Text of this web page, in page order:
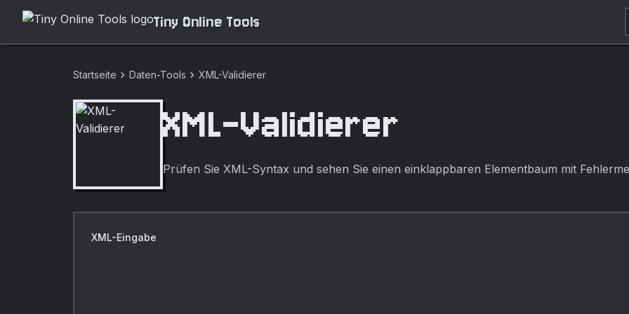
Tiny Online Tools
Startseite chevron_right Daten-Tools chevron_right XML-Validierer
XML-Validierer
Prüfen Sie XML-Syntax und sehen Sie einen einklappbaren Elementbaum mit
XML-Eingabe